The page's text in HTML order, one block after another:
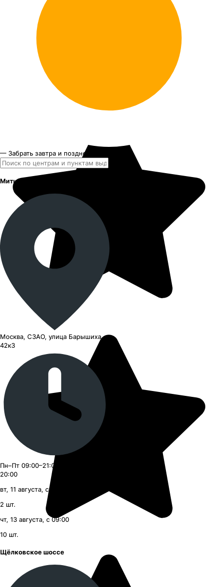
— Забрать завтра и позднее
Митино - Барышиха
Москва, СЗАО, улица Барышиха,
42к3
Пн–Пт 09:00–21:00, Сб–Вс 09:00–
20:00
вт, 11 августа, с 09:00
2 шт.
чт, 13 августа, с 09:00
10 шт.
Щёлковское шоссе